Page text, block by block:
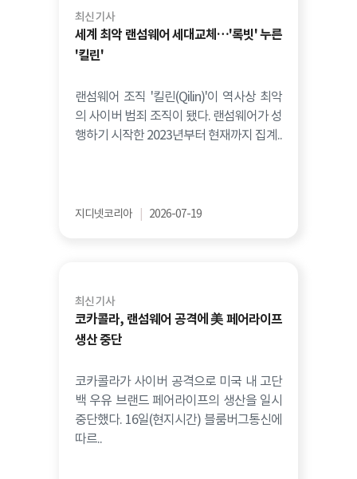
최신 기사
세계 최악 랜섬웨어 세대교체…'록빗' 누른
'킬린'
랜섬웨어 조직 '킬린(Qilin)'이 역사상 최악
의 사이버 범죄 조직이 됐다. 랜섬웨어가 성
행하기 시작한 2023년부터 현재까지 집계..
지디넷코리아 2026-07-19
최신 기사
코카콜라, 랜섬웨어 공격에 美 페어라이프
생산 중단
코카콜라가 사이버 공격으로 미국 내 고단
백 우유 브랜드 페어라이프의 생산을 일시
중단했다. 16일(현지시간) 블룸버그통신에
따르..